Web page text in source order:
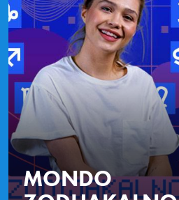
MONDO